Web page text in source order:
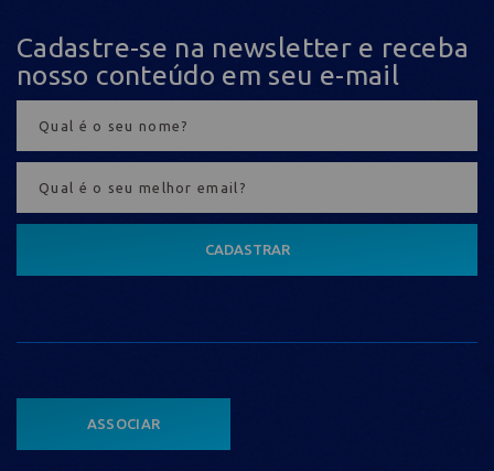
Cadastre-se na newsletter e receba
nosso conteúdo em seu e-mail
CADASTRAR
ASSOCIAR